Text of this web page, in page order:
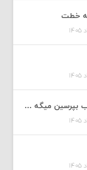
خطت
دانلود آهنگ یوسف زمانی به نام از شب بپرسین میگه چه روزگاری دارم